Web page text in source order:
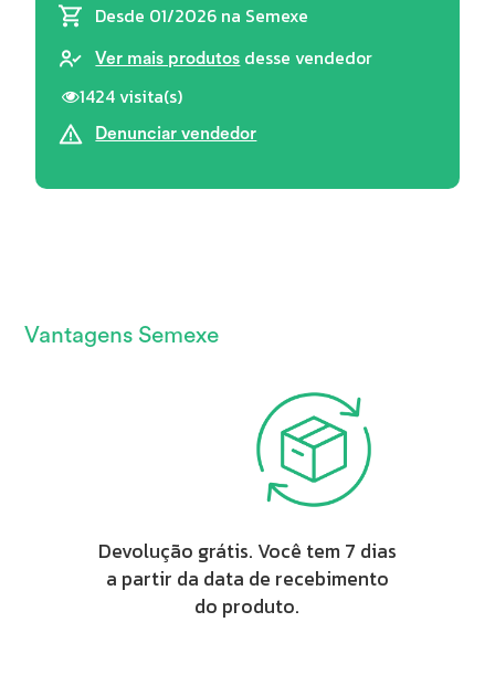
Desde 01/2026 na Semexe
Ver mais produtos desse vendedor
1424 visita(s)
Denunciar vendedor
Vantagens Semexe
Devolução grátis. Você tem 7 dias
a partir da data de recebimento
do produto.